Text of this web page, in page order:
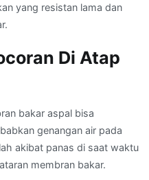
yang resistan lama dan
Di Atap
bakar aspal bisa
genangan air pada
akibat panas di saat waktu
membran bakar.